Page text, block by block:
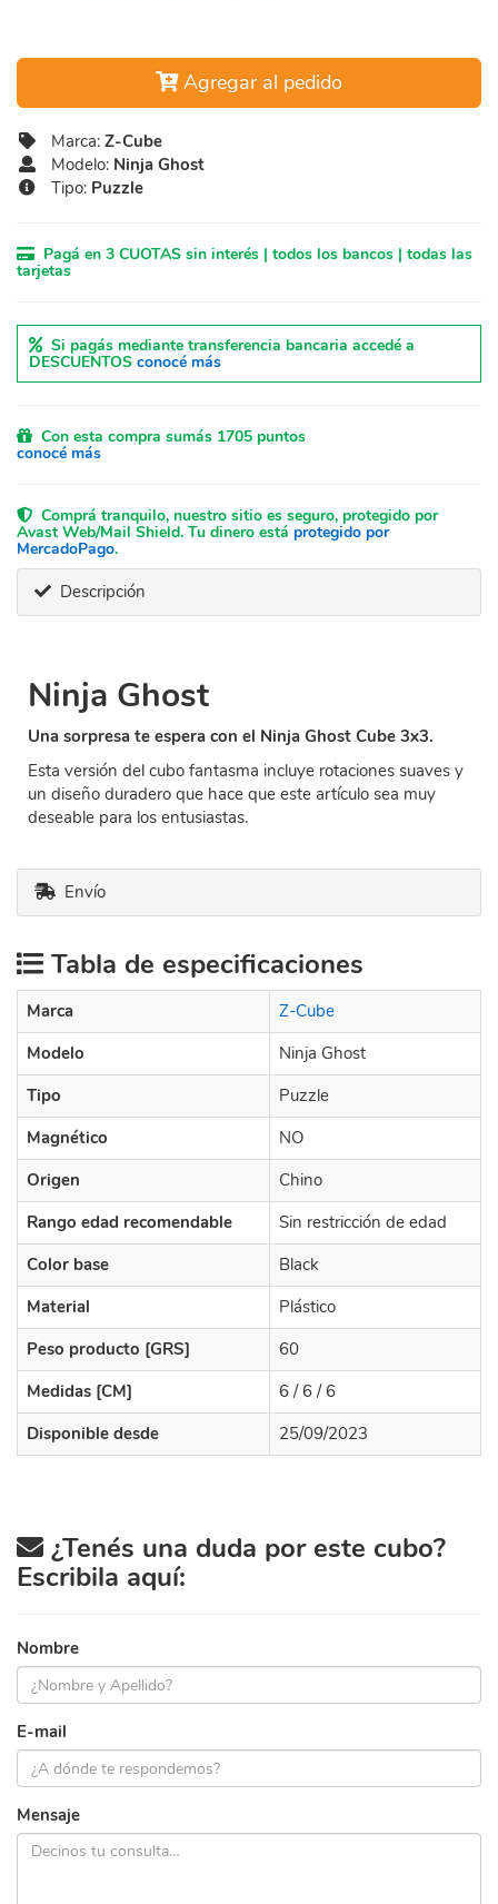
Agregar al pedido
Marca: Z-Cube
Modelo: Ninja Ghost
Tipo: Puzzle
Pagá en 3 CUOTAS sin interés | todos los bancos | todas las
tarjetas
Si pagás mediante transferencia bancaria accedé a
DESCUENTOS conocé más
Con esta compra sumás 1705 puntos
conocé más
Comprá tranquilo, nuestro sitio es seguro, protegido por
Avast Web/Mail Shield. Tu dinero está protegido por
MercadoPago.
Descripción
Ninja Ghost
Una sorpresa te espera con el Ninja Ghost Cube 3x3.
Esta versión del cubo fantasma incluye rotaciones suaves y
un diseño duradero que hace que este artículo sea muy
deseable para los entusiastas.
Envío
Tabla de especificaciones
Marca
Z-Cube
Modelo
Ninja Ghost
Tipo
Puzzle
Magnético
NO
Origen
Chino
Rango edad recomendable
Sin restricción de edad
Color base
Black
Material
Plástico
Peso producto [GRS]
60
Medidas [CM]
6 / 6 / 6
Disponible desde
25/09/2023
¿Tenés una duda por este cubo?
Escribila aquí:
Nombre
E-mail
Mensaje